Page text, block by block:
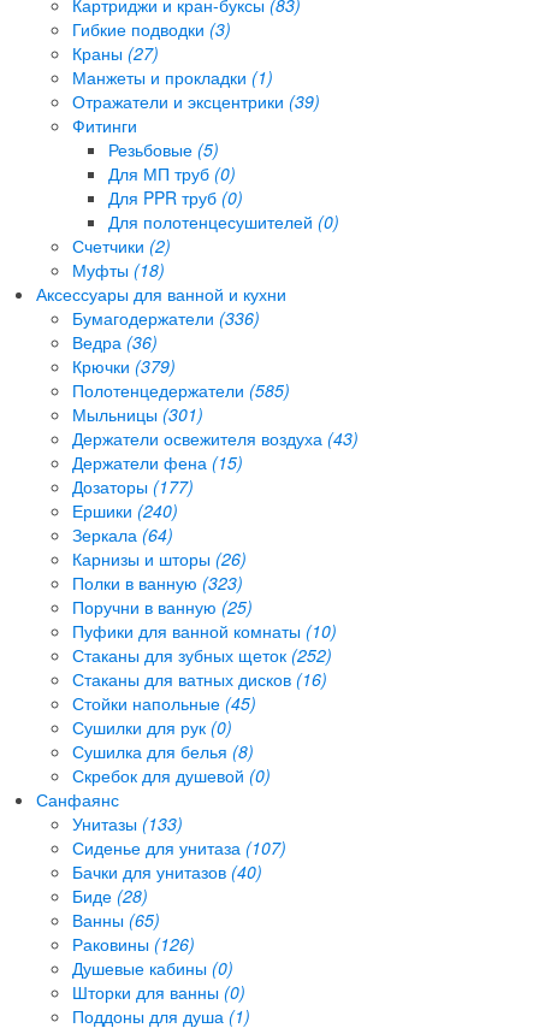
Гибкие подводки (3)
Краны (27)
Манжеты и прокладки (1)
Отражатели и эксцентрики (39)
Фитинги
Резьбовые (5)
Для МП труб (0)
Для PPR труб (0)
Для полотенцесушителей (0)
Счетчики (2)
Муфты (18)
Аксессуары для ванной и кухни
Бумагодержатели (336)
Ведра (36)
Крючки (379)
Полотенцедержатели (585)
Мыльницы (301)
Держатели освежителя воздуха (43)
Держатели фена (15)
Дозаторы (177)
Ершики (240)
Зеркала (64)
Карнизы и шторы (26)
Полки в ванную (323)
Поручни в ванную (25)
Пуфики для ванной комнаты (10)
Стаканы для зубных щеток (252)
Стаканы для ватных дисков (16)
Стойки напольные (45)
Сушилки для рук (0)
Сушилка для белья (8)
Скребок для душевой (0)
Санфаянс
Унитазы (133)
Сиденье для унитаза (107)
Бачки для унитазов (40)
Биде (28)
Ванны (65)
Раковины (126)
Душевые кабины (0)
Шторки для ванны (0)
Поддоны для душа (1)